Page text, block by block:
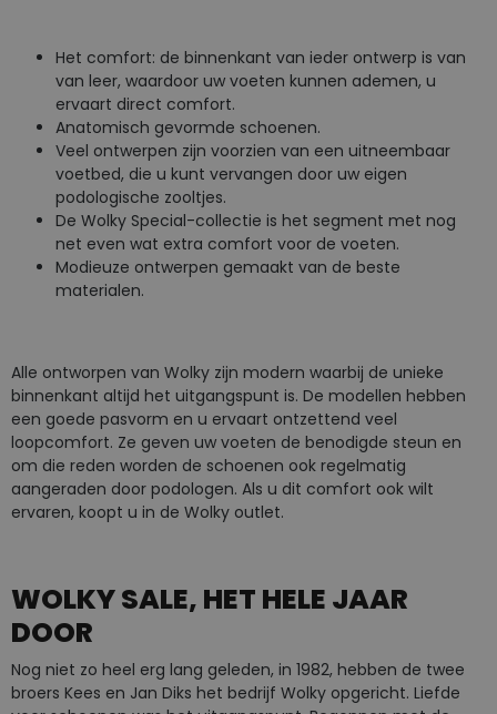
Het comfort: de binnenkant van ieder ontwerp is van
van leer, waardoor uw voeten kunnen ademen, u
ervaart direct comfort.
Anatomisch gevormde schoenen.
Veel ontwerpen zijn voorzien van een uitneembaar
voetbed, die u kunt vervangen door uw eigen
podologische zooltjes.
De Wolky Special-collectie is het segment met nog
net even wat extra comfort voor de voeten.
Modieuze ontwerpen gemaakt van de beste
materialen.
Alle ontworpen van Wolky zijn modern waarbij de unieke
binnenkant altijd het uitgangspunt is. De modellen hebben
een goede pasvorm en u ervaart ontzettend veel
loopcomfort. Ze geven uw voeten de benodigde steun en
om die reden worden de schoenen ook regelmatig
aangeraden door podologen. Als u dit comfort ook wilt
ervaren, koopt u in de Wolky outlet.
WOLKY SALE, HET HELE JAAR
DOOR
Nog niet zo heel erg lang geleden, in 1982, hebben de twee
broers Kees en Jan Diks het bedrijf Wolky opgericht. Liefde